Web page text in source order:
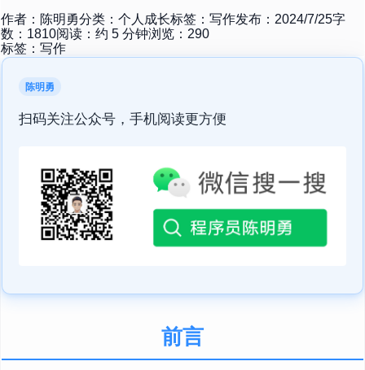
作者： 陈明勇分类： 个人成长标签： 写作发布： 2024/7/25字
数： 1810阅读：约 5 分钟浏览： 290
标签： 写作
陈明勇
扫码关注公众号，手机阅读更方便
前言